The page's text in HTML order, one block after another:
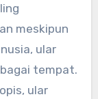
meskipun
ular
tempat.
ular